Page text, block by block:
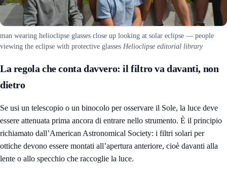
man wearing helioclipse glasses close up looking at solar eclipse — people
viewing the eclipse with protective glasses Helioclipse editorial library
La regola che conta davvero: il filtro va davanti, non
dietro
Se usi un telescopio o un binocolo per osservare il Sole, la luce deve
essere attenuata prima ancora di entrare nello strumento. È il principio
richiamato dall’American Astronomical Society: i filtri solari per
ottiche devono essere montati all’apertura anteriore, cioè davanti alla
lente o allo specchio che raccoglie la luce.